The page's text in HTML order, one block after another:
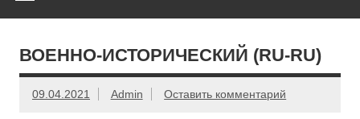
ВОЕННО-ИСТОРИЧЕСКИЙ (RU-RU)
09.04.2021 Admin Оставить комментарий